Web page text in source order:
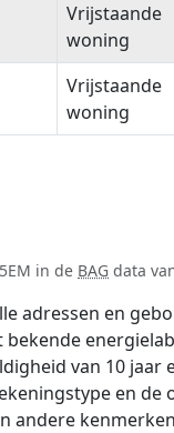
Vrijstaande
woning
Vrijstaande
woning
in de BAG data
adressen en
van 10 jaar
en
andere